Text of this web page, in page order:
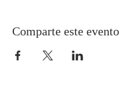
Comparte este evento